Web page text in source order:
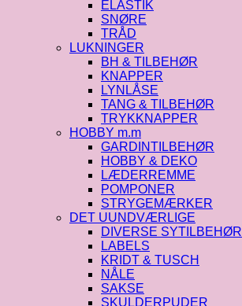
ELASTIK
SNØRE
TRÅD
LUKNINGER
BH & TILBEHØR
KNAPPER
LYNLÅSE
TANG & TILBEHØR
TRYKKNAPPER
HOBBY m.m
GARDINTILBEHØR
HOBBY & DEKO
LÆDERREMME
POMPONER
STRYGEMÆRKER
DET UUNDVÆRLIGE
DIVERSE SYTILBEHØR
LABELS
KRIDT & TUSCH
NÅLE
SAKSE
SKULDERPUDER